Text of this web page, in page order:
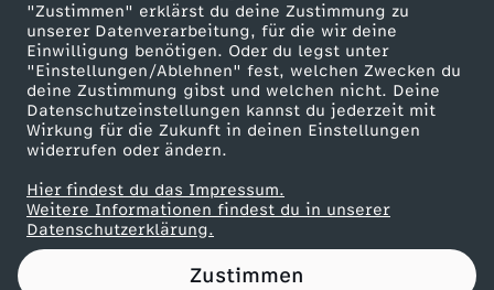
"Zustimmen" erklärst du deine Zustimmung zu
unserer Datenverarbeitung, für die wir deine
Einwilligung benötigen. Oder du legst unter
"Einstellungen/Ablehnen" fest, welchen Zwecken du
deine Zustimmung gibst und welchen nicht. Deine
Datenschutzeinstellungen kannst du jederzeit mit
Wirkung für die Zukunft in deinen Einstellungen
widerrufen oder ändern.
Hier findest du das Impressum.
Weitere Informationen findest du in unserer
Datenschutzerklärung.
Zustimmen
e
n
z
e
i
Mainzelmännchen
Partner